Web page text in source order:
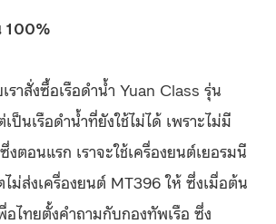
100%
ราสั่งซื้อเรือดำน้ำ Yuan Class รุ่น
ป็นเรือดำน้ำที่ยังใช้ไม่ได้ เพราะไม่มี
งตอนแรก เราจะใช้เครื่องยนต์เยอรมนี
ม่ส่งเครื่องยนต์ MT396 ให้ ซึ่งเมื่อต้น
ไทยตั้งคำถามกับกองทัพเรือ ซึ่ง